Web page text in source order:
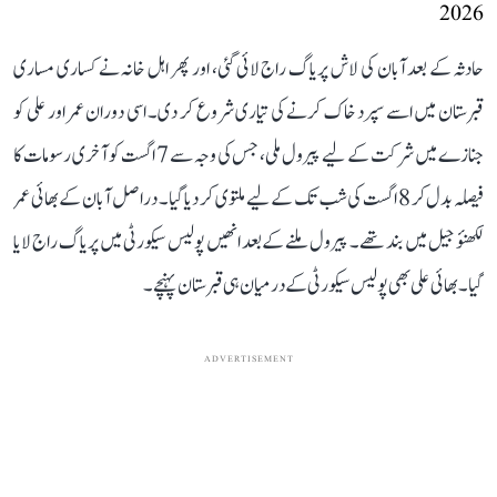
2026
حادثہ کے بعد آبان کی لاش پریاگ راج لائی گئی، اور پھر اہل خانہ نے کساری مساری
قبرستان میں اسے سپرد خاک کرنے کی تیاری شروع کر دی۔ اسی دوران عمر اور علی کو
جنازے میں شرکت کے لیے پیرول ملی، جس کی وجہ سے 7 اگست کو آخری رسومات کا
فیصلہ بدل کر 8 اگست کی شب تک کے لیے ملتوی کر دیا گیا۔ دراصل آبان کے بھائی عمر
لکھنؤ جیل میں بند تھے۔ پیرول ملنے کے بعد انھیں پولیس سیکورٹی میں پریاگ راج لایا
گیا۔ بھائی علی بھی پولیس سیکورٹی کے درمیان ہی قبرستان پہنچے۔
ADVERTISEMENT